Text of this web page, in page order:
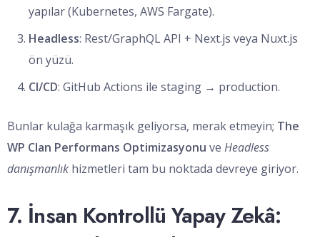
yapılar (Kubernetes, AWS Fargate).
Headless: Rest/GraphQL API + Next.js veya Nuxt.js
ön yüzü.
CI/CD: GitHub Actions ile staging → production.
Bunlar kulağa karmaşık geliyorsa, merak etmeyin; The
WP Clan Performans Optimizasyonu ve Headless
danışmanlık hizmetleri tam bu noktada devreye giriyor.
7. İnsan Kontrollü Yapay Zekâ: